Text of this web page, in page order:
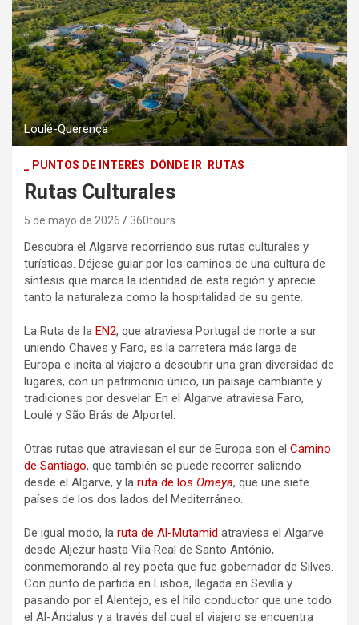
Loulé-Querença
_ PUNTOS DE INTERÉS DÓNDE IR RUTAS
Rutas Culturales
5 de mayo de 2026 360tours
Descubra el Algarve recorriendo sus rutas culturales y
turísticas. Déjese guiar por los caminos de una cultura de
síntesis que marca la identidad de esta región y aprecie
tanto la naturaleza como la hospitalidad de su gente.
La Ruta de la EN2, que atraviesa Portugal de norte a sur
uniendo Chaves y Faro, es la carretera más larga de
Europa e incita al viajero a descubrir una gran diversidad de
lugares, con un patrimonio único, un paisaje cambiante y
tradiciones por desvelar. En el Algarve atraviesa Faro,
Loulé y São Brás de Alportel.
Otras rutas que atraviesan el sur de Europa son el Camino
de Santiago, que también se puede recorrer saliendo
desde el Algarve, y la ruta de los Omeya, que une siete
países de los dos lados del Mediterráneo.
De igual modo, la ruta de Al-Mutamid atraviesa el Algarve
desde Aljezur hasta Vila Real de Santo António,
conmemorando al rey poeta que fue gobernador de Silves.
Con punto de partida en Lisboa, llegada en Sevilla y
pasando por el Alentejo, es el hilo conductor que une todo
el Al-Ándalus y a través del cual el viajero se encuentra